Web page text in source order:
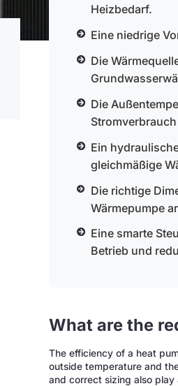
Heizbedarf.
Eine niedrige
Die
Die
Ein
gleichmäßige
Die richtige
Wärmepumpe
Eine smarte
Betrieb und
What are the
The efficiency of a heat
outside temperature and
and correct sizing also play